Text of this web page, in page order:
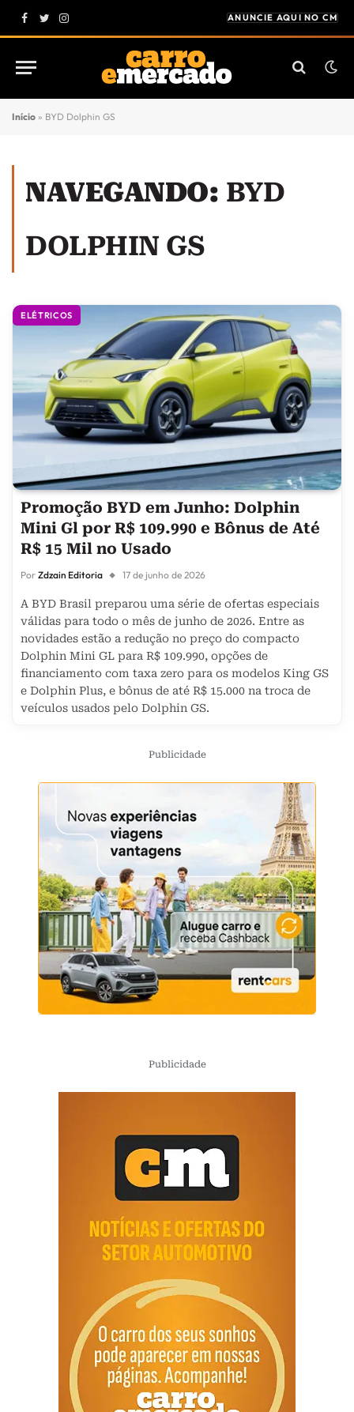
Facebook
Twitter
Instagram
ANUNCIE AQUI NO CM
Início » BYD Dolphin GS
NAVEGANDO: BYD
DOLPHIN GS
ELÉTRICOS
Promoção BYD em Junho: Dolphin
Mini Gl por R$ 109.990 e Bônus de Até
R$ 15 Mil no Usado
Por Zdzain Editoria 17 de junho de 2026
A BYD Brasil preparou uma série de ofertas especiais
válidas para todo o mês de junho de 2026. Entre as
novidades estão a redução no preço do compacto
Dolphin Mini GL para R$ 109.990, opções de
financiamento com taxa zero para os modelos King GS
e Dolphin Plus, e bônus de até R$ 15.000 na troca de
veículos usados pelo Dolphin GS.
Publicidade
Publicidade